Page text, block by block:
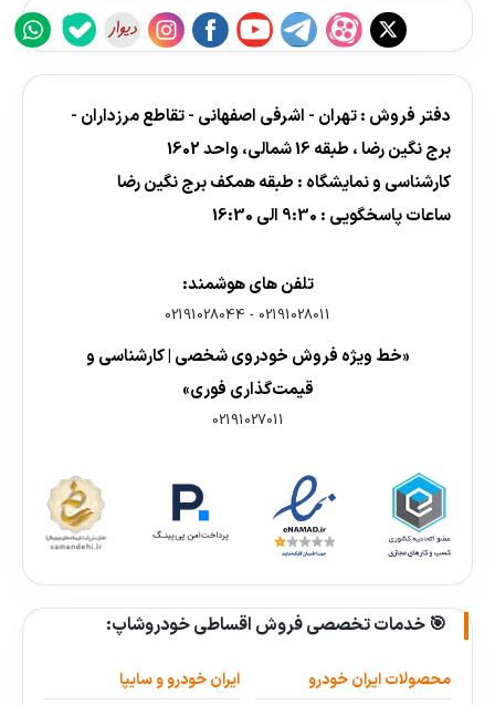
دفتر فروش : تهران - اشرفی اصفهانی - تقاطع مرزداران -
برج نگین رضا ، طبقه 16 شمالی، واحد 1602
کارشناسی و نمایشگاه : طبقه همکف برج نگین رضا
ساعات پاسخگویی : 9:30 الی 16:30
تلفن های هوشمند:
02191028011
-
02191028044
«خط ویژه فروش خودروی شخصی | کارشناسی و
قیمت‌گذاری فوری»
02191027011
🎯 خدمات تخصصی فروش اقساطی خودروشاپ:
محصولات ایران خودرو ایران خودرو و سایپا